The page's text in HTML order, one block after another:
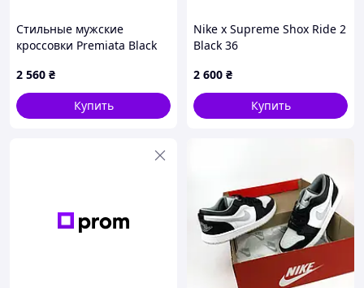
Стильные мужские
кроссовки Premiata Black
см)
2 560 ₴
Купить
Nike x Supreme Shox Ride 2
Black 36
2 600 ₴
Купить